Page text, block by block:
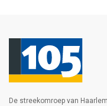
De streekomroep van